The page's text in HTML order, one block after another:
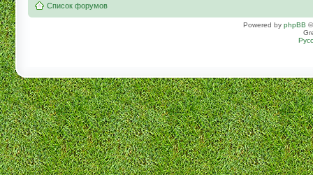
Список форумов
Powered by phpBB